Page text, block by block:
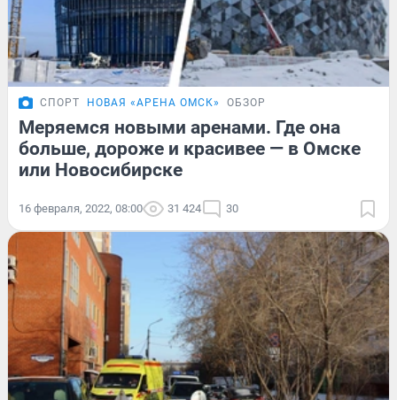
СПОРТ НОВАЯ «АРЕНА ОМСК» ОБЗОР
Меряемся новыми аренами. Где она
больше, дороже и красивее — в Омске
или Новосибирске
16 февраля, 2022, 08:00 31 424 30